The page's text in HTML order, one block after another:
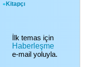
Kitapçı
İlk temas için
Haberleşme
e-mail yoluyla.